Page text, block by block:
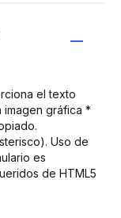
el texto
imagen gráfica *
Uso de
es
de HTML5